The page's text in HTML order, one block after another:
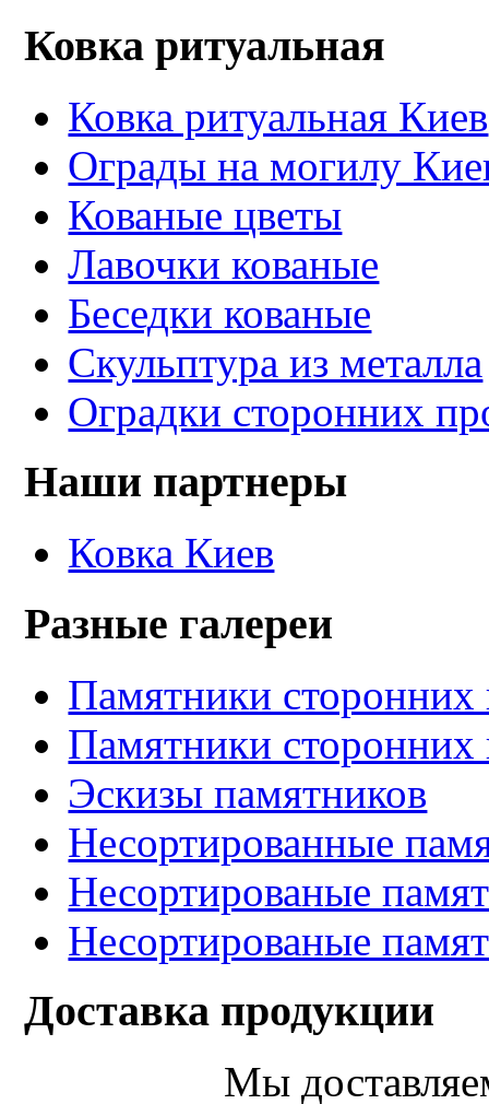
Ковка ритуальная
Ковка ритуальная Киев
Ограды на могилу
Кованые цветы
Лавочки кованые
Беседки кованые
Скульптура из металла
Оградки сторонних
Наши партнеры
Ковка Киев
Разные галереи
Памятники сторонних
Памятники сторонних
Эскизы памятников
Несортированные
Несортированые
Несортированые
Доставка продукции
Мы